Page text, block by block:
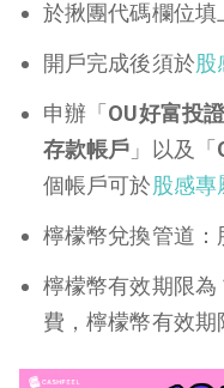
於揪團代碼欄位填
開戶完成後須於股
申辦「 OU好富投
存款帳戶 」以及「
個帳戶可於股感專
檸檬幣兌換管道
檸檬幣有效期限為
費，檸檬幣有效期